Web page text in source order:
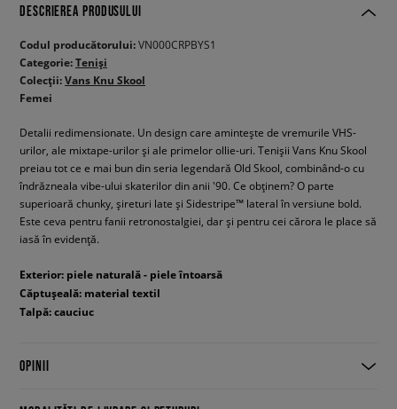
DESCRIEREA PRODUSULUI
Codul producătorului:VN000CRPBYS1
Categorie:Teniși
Colecții:Vans Knu Skool
Femei
Detalii redimensionate. Un design care amintește de vremurile VHS-
urilor, ale mixtape-urilor și ale primelor ollie-uri. Tenișii Vans Knu Skool
preiau tot ce e mai bun din seria legendară Old Skool, combinând-o cu
îndrăzneala vibe-ului skaterilor din anii '90. Ce obținem? O parte
superioară chunky, șireturi late și Sidestripe™ lateral în versiune bold.
Este ceva pentru fanii retronostalgiei, dar și pentru cei cărora le place să
iasă în evidență.
Exterior: piele naturală - piele întoarsă
Căptușeală: material textil
Talpă: cauciuc
OPINII